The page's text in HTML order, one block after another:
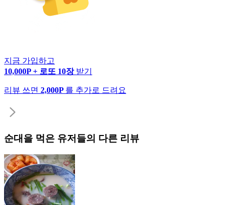
지금 가입하고
10,000P + 로또 10장 받기
리뷰 쓰면 2,000P 를 추가로 드려요
순대 을 먹은 유저들의 다른 리뷰